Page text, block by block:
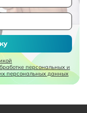
персональных и
персональных данных